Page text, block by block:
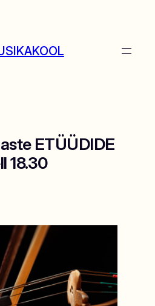
ETÜÜDIDE
18.30